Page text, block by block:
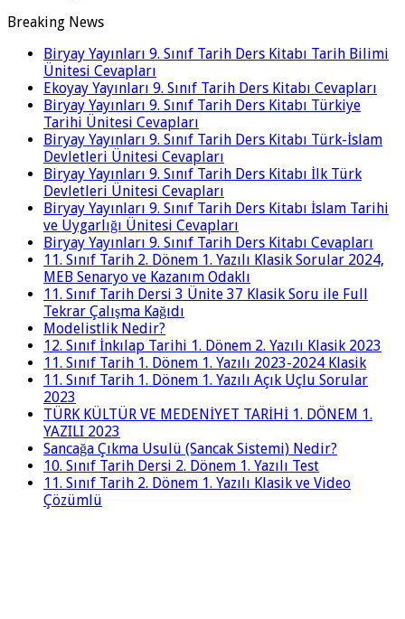
Breaking News
Biryay Yayınları 9. Sınıf Tarih Ders Kitabı Tarih Bilimi
Ünitesi Cevapları
Ekoyay Yayınları 9. Sınıf Tarih Ders Kitabı Cevapları
Biryay Yayınları 9. Sınıf Tarih Ders Kitabı Türkiye
Tarihi Ünitesi Cevapları
Biryay Yayınları 9. Sınıf Tarih Ders Kitabı Türk-İslam
Devletleri Ünitesi Cevapları
Biryay Yayınları 9. Sınıf Tarih Ders Kitabı İlk Türk
Devletleri Ünitesi Cevapları
Biryay Yayınları 9. Sınıf Tarih Ders Kitabı İslam Tarihi
ve Uygarlığı Ünitesi Cevapları
Biryay Yayınları 9. Sınıf Tarih Ders Kitabı Cevapları
11. Sınıf Tarih 2. Dönem 1. Yazılı Klasik Sorular 2024,
MEB Senaryo ve Kazanım Odaklı
11. Sınıf Tarih Dersi 3 Ünite 37 Klasik Soru ile Full
Tekrar Çalışma Kağıdı
Modelistlik Nedir?
12. Sınıf İnkılap Tarihi 1. Dönem 2. Yazılı Klasik 2023
11. Sınıf Tarih 1. Dönem 1. Yazılı 2023-2024 Klasik
11. Sınıf Tarih 1. Dönem 1. Yazılı Açık Uçlu Sorular
2023
TÜRK KÜLTÜR VE MEDENİYET TARİHİ 1. DÖNEM 1.
YAZILI 2023
Sancağa Çıkma Usulü (Sancak Sistemi) Nedir?
10. Sınıf Tarih Dersi 2. Dönem 1. Yazılı Test
11. Sınıf Tarih 2. Dönem 1. Yazılı Klasik ve Video
Çözümlü